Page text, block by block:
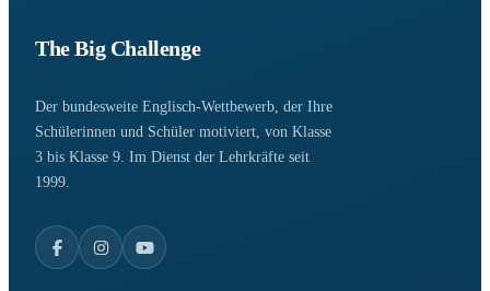
The Big Challenge
Der bundesweite Englisch-Wettbewerb, der Ihre
Schülerinnen und Schüler motiviert, von Klasse
3 bis Klasse 9. Im Dienst der Lehrkräfte seit
1999.